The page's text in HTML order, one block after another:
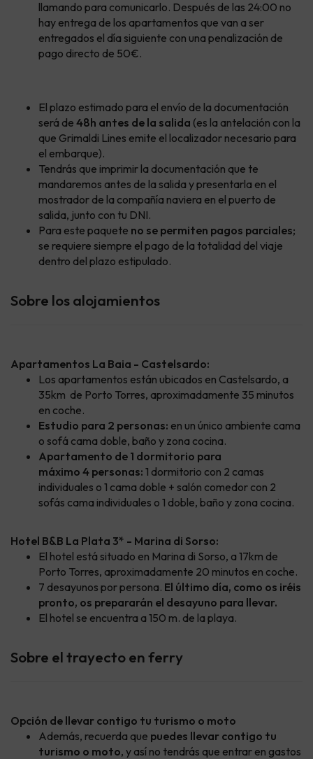
llamando para comunicarlo. Después de las 24:00 no
hay entrega de los apartamentos que van a ser
entregados el día siguiente con una penalización de
pago directo de 50€.
El plazo estimado para el envío de la documentación
será de 48h antes de la salida (es la antelación con la
que Grimaldi Lines emite el localizador necesario para
el embarque).
Tendrás que imprimir la documentación que te
mandaremos antes de la salida y presentarla en el
mostrador de la compañía naviera en el puerto de
salida, junto con tu DNI.
Para este paquete no se permiten pagos parciales;
se requiere siempre el pago de la totalidad del viaje
dentro del plazo estipulado.
Sobre los alojamientos
Apartamentos La Baia - Castelsardo:
Los apartamentos están ubicados en Castelsardo, a
35km de Porto Torres, aproximadamente 35 minutos
en coche.
Estudio para 2 personas: en un único ambiente cama
o sofá cama doble, baño y zona cocina.
Apartamento de 1 dormitorio para
máximo 4 personas: 1 dormitorio con 2 camas
individuales o 1 cama doble + salón comedor con 2
sofás cama individuales o 1 doble, baño y zona cocina.
Hotel B&B La Plata 3* - Marina di Sorso:
El hotel está situado en Marina di Sorso, a 17km de
Porto Torres, aproximadamente 20 minutos en coche.
7 desayunos por persona. El último día, como os iréis
pronto, os prepararán el desayuno para llevar.
El hotel se encuentra a 150 m. de la playa.
Sobre el trayecto en ferry
Opción de llevar contigo tu turismo o moto
Además, recuerda que puedes llevar contigo tu
turismo o moto, y así no tendrás que entrar en gastos